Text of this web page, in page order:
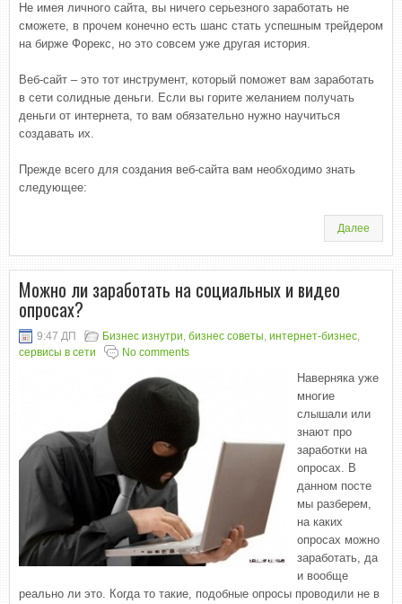
Не имея личного сайта, вы ничего серьезного заработать не
сможете, в прочем конечно есть шанс стать успешным трейдером
на бирже Форекс, но это совсем уже другая история.
Веб-сайт – это тот инструмент, который поможет вам заработать
в сети солидные деньги. Если вы горите желанием получать
деньги от интернета, то вам обязательно нужно научиться
создавать их.
Прежде всего для создания веб-сайта вам необходимо знать
следующее:
Далее
Можно ли заработать на социальных и видео
опросах?
9:47 ДП Бизнес изнутри, бизнес советы, интернет-бизнес,
сервисы в сети
No comments
Наверняка уже
многие
слышали или
знают про
заработки на
опросах. В
данном посте
мы разберем,
на каких
опросах можно
заработать, да
и вообще
реально ли это. Когда то такие, подобные опросы проводили не в